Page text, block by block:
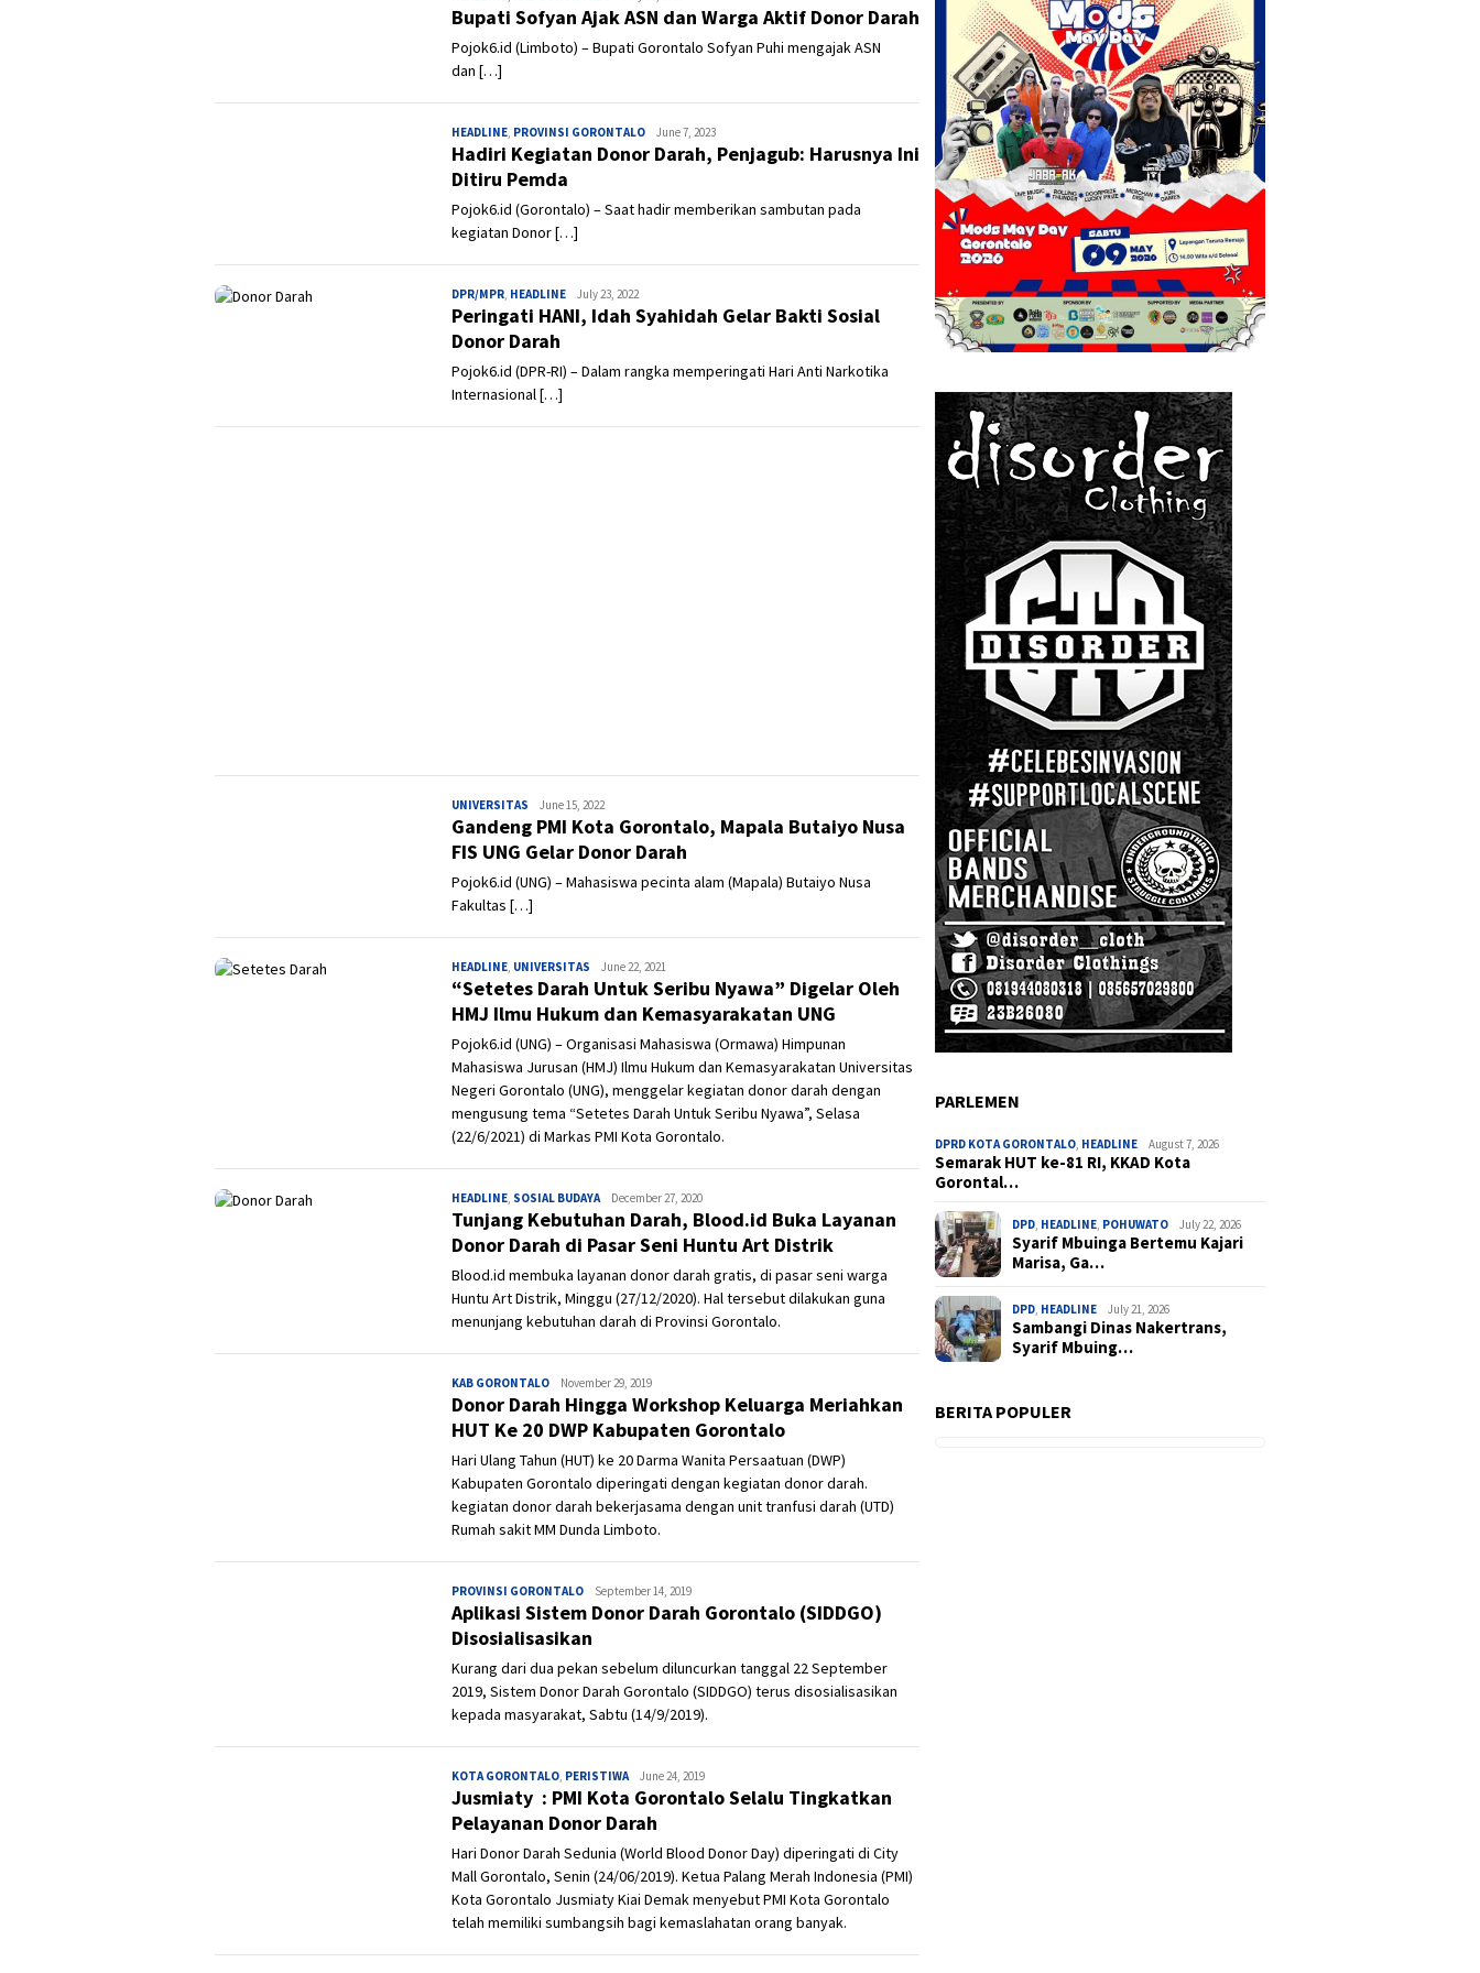
Bupati Sofyan Ajak ASN dan Warga Aktif Donor Darah
Pojok6.id (Limboto) – Bupati Gorontalo Sofyan Puhi mengajak ASN
dan […]
HEADLINE, PROVINSI GORONTALO Admin
June 7, 2023
Hadiri Kegiatan Donor Darah, Penjagub: Harusnya Ini
Ditiru Pemda
Pojok6.id (Gorontalo) – Saat hadir memberikan sambutan pada
kegiatan Donor […]
DPR/MPR, HEADLINE Admin
July 23, 2022
Peringati HANI, Idah Syahidah Gelar Bakti Sosial
Donor Darah
Pojok6.id (DPR-RI) – Dalam rangka memperingati Hari Anti Narkotika
Internasional […]
UNIVERSITAS Admin
June 15, 2022
Gandeng PMI Kota Gorontalo, Mapala Butaiyo Nusa
FIS UNG Gelar Donor Darah
Pojok6.id (UNG) – Mahasiswa pecinta alam (Mapala) Butaiyo Nusa
Fakultas […]
HEADLINE, UNIVERSITAS Admin
June 22, 2021
“Setetes Darah Untuk Seribu Nyawa” Digelar Oleh
HMJ Ilmu Hukum dan Kemasyarakatan UNG
Pojok6.id (UNG) – Organisasi Mahasiswa (Ormawa) Himpunan
Mahasiswa Jurusan (HMJ) Ilmu Hukum dan Kemasyarakatan Universitas
Negeri Gorontalo (UNG), menggelar kegiatan donor darah dengan
mengusung tema “Setetes Darah Untuk Seribu Nyawa”, Selasa
(22/6/2021) di Markas PMI Kota Gorontalo.
HEADLINE, SOSIAL BUDAYAAdmin
December 27, 2020
Tunjang Kebutuhan Darah, Blood.id Buka Layanan
Donor Darah di Pasar Seni Huntu Art Distrik
Blood.id membuka layanan donor darah gratis, di pasar seni warga
Huntu Art Distrik, Minggu (27/12/2020). Hal tersebut dilakukan guna
menunjang kebutuhan darah di Provinsi Gorontalo.
KAB GORONTALO Ivan
November 29, 2019
Donor Darah Hingga Workshop Keluarga Meriahkan
HUT Ke 20 DWP Kabupaten Gorontalo
Hari Ulang Tahun (HUT) ke 20 Darma Wanita Persaatuan (DWP)
Kabupaten Gorontalo diperingati dengan kegiatan donor darah.
kegiatan donor darah bekerjasama dengan unit tranfusi darah (UTD)
Rumah sakit MM Dunda Limboto.
PROVINSI GORONTALO Ivan
September 14, 2019
Aplikasi Sistem Donor Darah Gorontalo (SIDDGO)
Disosialisasikan
Kurang dari dua pekan sebelum diluncurkan tanggal 22 September
2019, Sistem Donor Darah Gorontalo (SIDDGO) terus disosialisasikan
kepada masyarakat, Sabtu (14/9/2019).
KOTA GORONTALO, PERISTIWAIvanJune 24, 2019
Jusmiaty : PMI Kota Gorontalo Selalu Tingkatkan
Pelayanan Donor Darah
Hari Donor Darah Sedunia (World Blood Donor Day) diperingati di City
Mall Gorontalo, Senin (24/06/2019). Ketua Palang Merah Indonesia (PMI)
Kota Gorontalo Jusmiaty Kiai Demak menyebut PMI Kota Gorontalo
telah memiliki sumbangsih bagi kemaslahatan orang banyak.
PARLEMEN
DPRD KOTA GORONTALO HEADLINE August 7, 2026
Semarak HUT ke-81 RI, KKAD Kota
Gorontal…
DPD HEADLINE POHUWATO July 22, 2026
Syarif Mbuinga Bertemu Kajari
Marisa, Ga…
DPD HEADLINE July 21, 2026
Sambangi Dinas Nakertrans,
Syarif Mbuing…
BERITA POPULER